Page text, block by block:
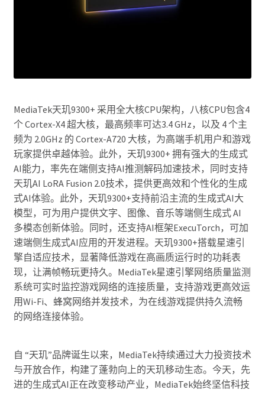
MediaTek天玑9300+ 采用全大核CPU架构，八核CPU包含4
个 Cortex-X4 超大核，最高频率可达3.4 GHz，以及 4 个主
频为 2.0GHz 的 Cortex-A720 大核，为高端手机用户和游戏
玩家提供卓越体验。此外，天玑9300+ 拥有强大的生成式
AI能力，率先在端侧支持AI推测解码加速技术，同时支持
天玑AI LoRA Fusion 2.0技术，提供更高效和个性化的生成
式AI体验。此外，天玑9300+支持前沿主流的生成式AI大
模型，可为用户提供文字、图像、音乐等端侧生成式 AI
多模态创新体验。同时，还支持AI框架ExecuTorch，可加
速端侧生成式AI应用的开发进程。天玑9300+搭载星速引
擎自适应技术，显著降低游戏在高画质运行时的功耗表
现，让满帧畅玩更持久。MediaTek星速引擎网络质量监测
系统可实时监控游戏网络的连接质量，支持游戏更高效运
用Wi-Fi、蜂窝网络并发技术，为在线游戏提供持久流畅
的网络连接体验。
自 “天玑”品牌诞生以来，MediaTek持续通过大力投资技术
与开放合作，构建了蓬勃向上的天玑移动生态。今天，先
进的生成式AI正在改变移动产业，MediaTek始终坚信科技